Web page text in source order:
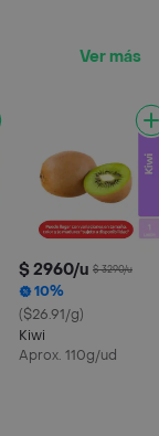
Ver más
$ 2960/u $ 3290/u
10%
($26.91/g)
Kiwi
Aprox. 110g/ud